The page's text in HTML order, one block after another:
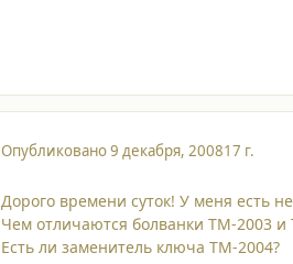
Опубликовано9 декабря, 200817 г.
Дорого времени суток! У меня есть
Чем отличаются болванки ТМ-2003 и
Есть ли заменитель ключа ТМ-2004?